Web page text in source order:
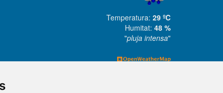
Temperatura: 29 ºC
Humitat: 48 %
"pluja intensa"